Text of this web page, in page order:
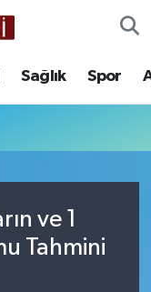
Sağlık Spor
ve 1
Tahmini